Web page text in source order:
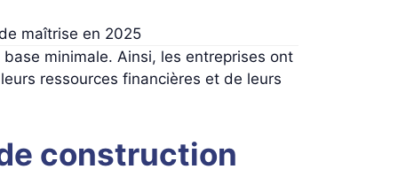
maîtrise en 2025
minimale. Ainsi, les entreprises ont
ressources financières et de leurs
construction